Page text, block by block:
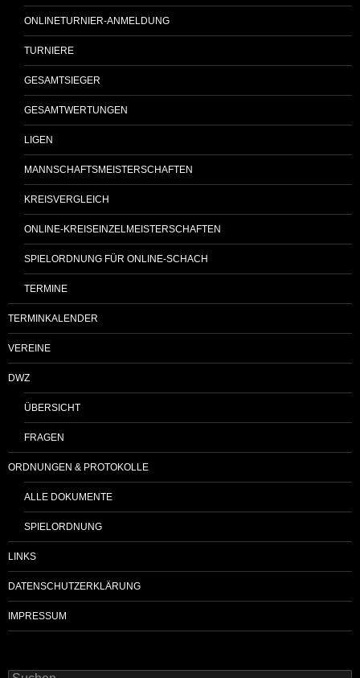
ONLINETURNIER-ANMELDUNG
TURNIERE
GESAMTSIEGER
GESAMTWERTUNGEN
LIGEN
MANNSCHAFTSMEISTERSCHAFTEN
KREISVERGLEICH
ONLINE-KREISEINZELMEISTERSCHAFTEN
SPIELORDNUNG FÜR ONLINE-SCHACH
TERMINE
TERMINKALENDER
VEREINE
DWZ
ÜBERSICHT
FRAGEN
ORDNUNGEN & PROTOKOLLE
ALLE DOKUMENTE
SPIELORDNUNG
LINKS
DATENSCHUTZERKLÄRUNG
IMPRESSUM